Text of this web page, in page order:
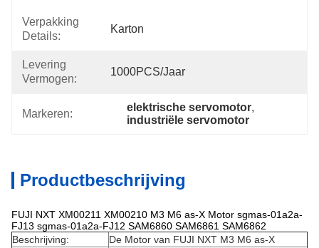
Verpakking
Details:
Karton
Levering
Vermogen:
1000PCS/jaar
Markeren:
elektrische servomotor,
industriële servomotor
Productbeschrijving
FUJI NXT XM00211 XM00210 M3 M6 as-X Motor sgmas-01a2a-
FJ13 sgmas-01a2a-FJ12 SAM6860 SAM6861 SAM6862
Beschrijving:
De Motor van FUJI NXT M3 M6 as-X